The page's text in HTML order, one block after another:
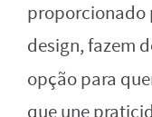
proporcionado
design, fazem
opção para